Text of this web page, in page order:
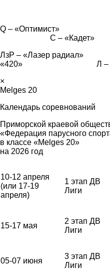
Q – «Оптимист»
С – «Кадет»
ЛзР – «Лазер
«420» Л –
×
Melges 20
Календарь соревнований
Приморской краевой
«Федерация парусного
в классе «Melges 20»
на 2026 год
10-12 апреля
(или 17-19
апреля)
1 этап ДВ
Лиги
15-17 мая
2 этап ДВ
Лиги
05-07 июня
3 этап ДВ
Лиги